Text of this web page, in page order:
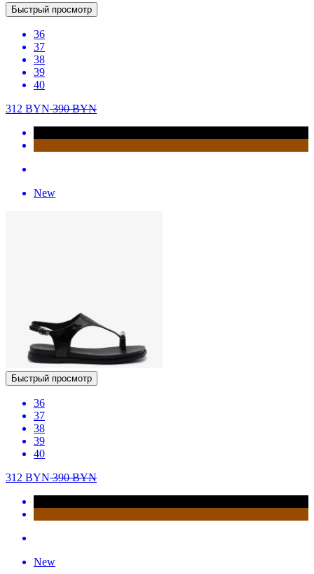
Быстрый просмотр
36
37
38
39
40
312 BYN390BYN
New
Быстрый просмотр
36
37
38
39
40
312 BYN390BYN
New